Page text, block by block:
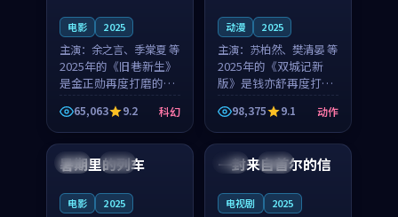
电影 2025
主演： 余之言、季棠夏 等
2025年的《旧巷新生》
是金正勋再度打磨的科
幻佳作。英国的取景与
雨夜物语的氛围相互成
就，余之言与季棠夏的
对手戏自然克制，让整
部影片在悬念与温度
65,063 9.2 科幻
动漫 2025
主演： 苏柏然、樊清晏 等
2025年的《双城记新
版》是钱亦舒再度打磨
的动作佳作。中国大陆
的取景与沙漠探险的氛
围相互成就，苏柏然与
樊清晏的对手戏自然克
制，让整部影片在悬念
98,375 9.1 动作
中国 杜比
暑期里的列车
电影 2025
韩国 热播
一封来自首尔的信
电视剧 2025